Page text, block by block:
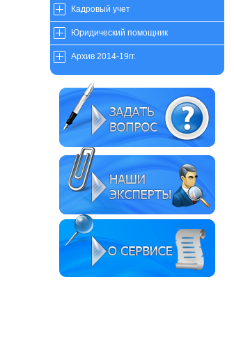
Кадровый учет
Юридический помощник
Архив 2014-19гг.